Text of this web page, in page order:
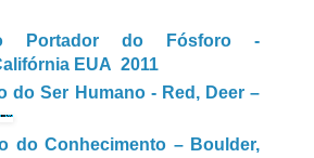
Portador do Fósforo -
EUA 2011
do Ser Humano - Red, Deer –
do Conhecimento – Boulder,